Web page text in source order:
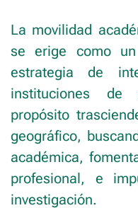
La movilidad
se erige como
estrategia de
instituciones de
propósito
geográfico,
académica,
profesional, e
investigación.